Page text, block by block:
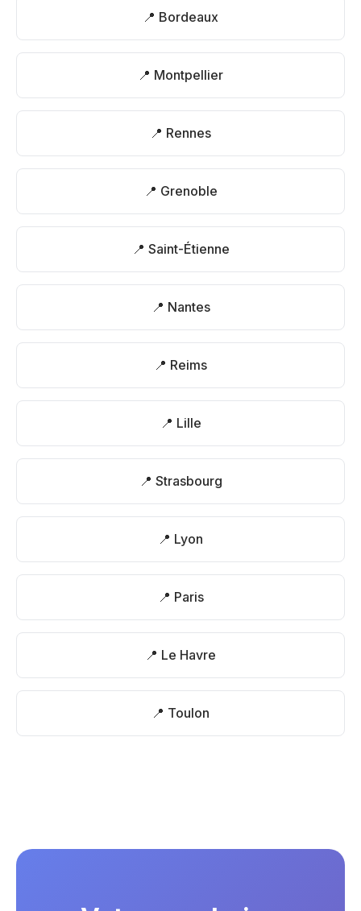
📍 Bordeaux
📍 Montpellier
📍 Rennes
📍 Grenoble
📍 Saint-Étienne
📍 Nantes
📍 Reims
📍 Lille
📍 Strasbourg
📍 Lyon
📍 Paris
📍 Le Havre
📍 Toulon